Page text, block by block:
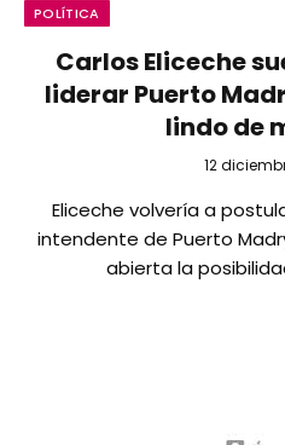
POLÍTICA
Carlos Eliceche
liderar Puerto
lindo de
12
Eliceche volvería a
intendente de Puerto
abierta la